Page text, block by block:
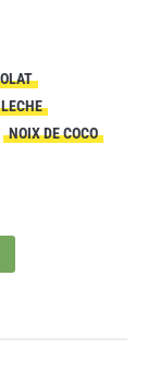
NOIX DE COCO